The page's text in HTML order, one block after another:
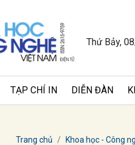
Thứ Bảy,
TẠP CHÍ IN DIỄN ĐÀN
Trang chủ Khoa học - Công